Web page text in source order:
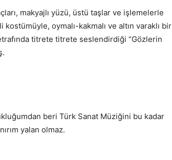
makyajlı yüzü, üstü taşlar ve işlemelerle
oymalı-kakmalı ve altın varaklı bir
titrete titrete seslendirdiği “Gözlerin
beri Türk Sanat Müziğini bu kadar
yalan olmaz.